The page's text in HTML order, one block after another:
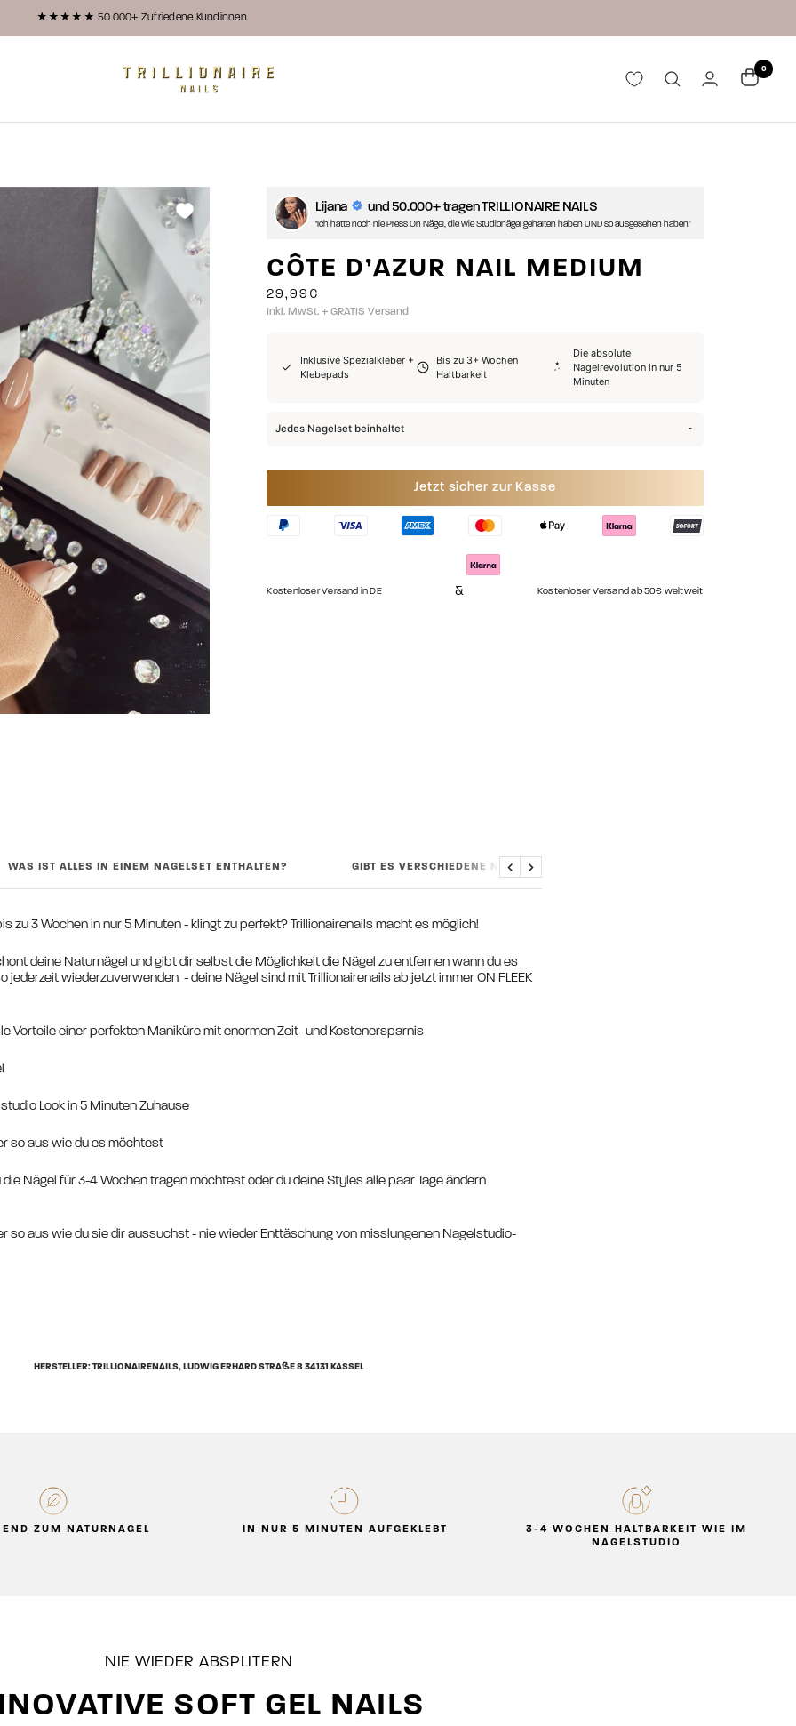
★★★★★ 50.000+ Zufriedene Kundinnen
Trillionairenails 0
Lijana und 50.000+ tragen TRILLIONAIRE NAILS
''Ich hatte noch nie Press On Nägel, die wie Studionägel gehalten haben UND so ausgesehen haben"
CÔTE D’AZUR NAIL MEDIUM
ANGEBOTSPREIS
29,99€
Inkl. MwSt. + GRATIS Versand
Inklusive Spezialkleber +
Klebepads
Bis zu 3+ Wochen
Haltbarkeit
Die absolute
Nagelrevolution in nur 5
Minuten
Jedes Nagelset beinhaltet
Jetzt sicher zur Kasse
Kostenloser Versand in DE & Kostenloser Versand ab 50€ weltweit
WAS IST ALLES IN EINEM NAGELSET ENTHALTEN? GIBT ES VERSCHIEDENE NAGELGRÖSSEN?
ZurückWeiter
zu 3 Wochen in nur 5 Minuten - klingt zu perfekt? Trillionairenails macht es möglich!
deine Naturnägel und gibt dir selbst die Möglichkeit die Nägel zu entfernen wann du es
jederzeit wiederzuverwenden - deine Nägel sind mit Trillionairenails ab jetzt immer ON FLEEK
Vorteile einer perfekten Maniküre mit enormen Zeit- und Kostenersparnis
Look in 5 Minuten Zuhause
so aus wie du es möchtest
Nägel für 3-4 Wochen tragen möchtest oder du deine Styles alle paar Tage ändern
so aus wie du sie dir aussuchst - nie wieder Enttäschung von misslungenen Nagelstudio-
HERSTELLER: TRILLIONAIRENAILS, LUDWIG ERHARD STRAßE 8 34131 KASSEL
ZUM NATURNAGEL IN NUR 5 MINUTEN AUFGEKLEBT
3-4 WOCHEN HALTBARKEIT WIE IM
NAGELSTUDIO
NIE WIEDER ABSPLITERN
SOFT GEL NAILS